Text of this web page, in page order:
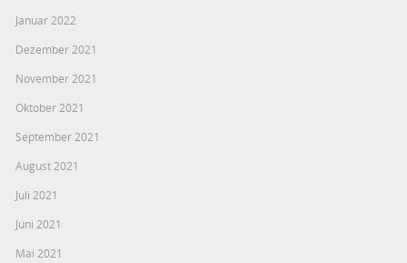
Januar 2022
Dezember 2021
November 2021
Oktober 2021
September 2021
August 2021
Juli 2021
Juni 2021
Mai 2021